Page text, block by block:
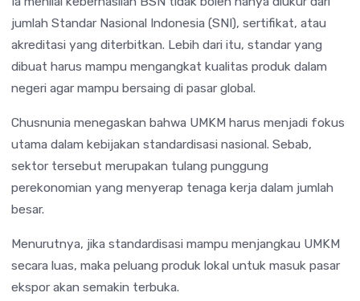
jumlah Standar Nasional Indonesia (SNI), sertifikat, atau
akreditasi yang diterbitkan. Lebih dari itu, standar yang
dibuat harus mampu mengangkat kualitas produk dalam
negeri agar mampu bersaing di pasar global.
Chusnunia menegaskan bahwa UMKM harus menjadi fokus
utama dalam kebijakan standardisasi nasional. Sebab,
sektor tersebut merupakan tulang punggung
perekonomian yang menyerap tenaga kerja dalam jumlah
besar.
Menurutnya, jika standardisasi mampu menjangkau UMKM
secara luas, maka peluang produk lokal untuk masuk pasar
ekspor akan semakin terbuka.